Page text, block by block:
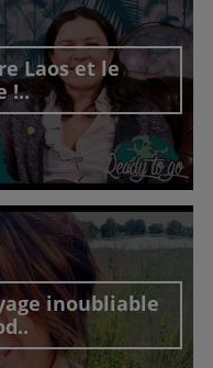
Laos et le
!..
inoubliable